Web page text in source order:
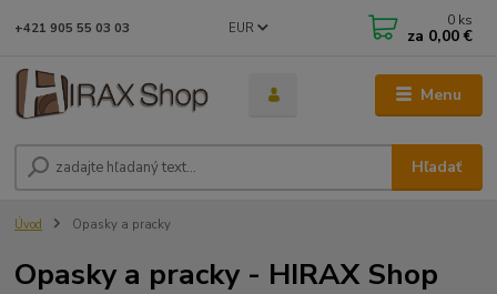
Menu
EUR
Hľadať
+421 905 55 03 03 0 ks
za 0,00 €
Úvod Opasky a pracky
Opasky a pracky - HIRAX Shop